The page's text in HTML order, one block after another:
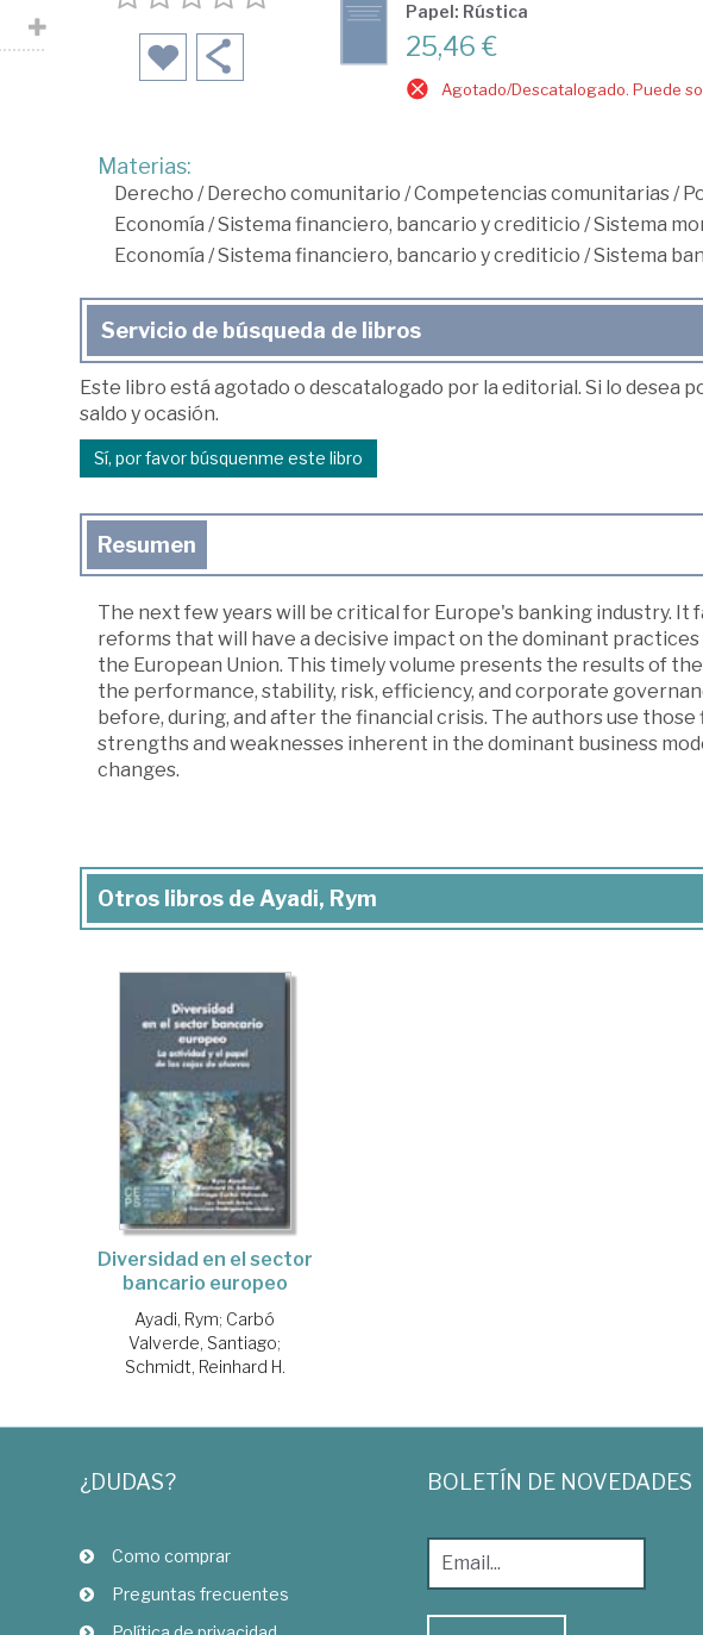
Papel: Rústica
25,46 €
Agotado/Descatalogado. Puede
Materias:
Derecho /Derecho comunitario /Competencias comunitarias/
Economía /Sistema financiero, bancario y crediticio /Sistema
Economía /Sistema financiero, bancario y crediticio /Sistema
Servicio de búsqueda de libros
Este libro está agotado o descatalogado por la editorial. Si lo desea
saldo y ocasión.
Sí, por favor búsquenme este libro
Resumen
The next few years will be critical for Europe's banking industry. It
reforms that will have a decisive impact on the dominant
the European Union. This timely volume presents the results of
the performance, stability, risk, efficiency, and corporate
before, during, and after the financial crisis. The authors use
strengths and weaknesses inherent in the dominant business
changes.
Otros libros de Ayadi, Rym
Diversidad en el sector
bancario europeo
Ayadi, Rym; Carbó
Valverde, Santiago;
Schmidt, Reinhard H.
¿DUDAS?
Como comprar
Preguntas frecuentes
BOLETÍN DE NOVEDADES